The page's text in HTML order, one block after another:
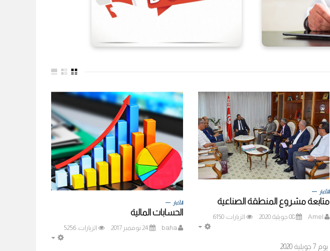
الأخبار
متابعة مشروع المنطقة الصناعية
Amel 08 جويلية 2020 الزيارات: 6150
EMPTY
يوم 7 جويلية 2020
الأخبار
الحسابات المالية
baha 24 نوفمبر 2017 الزيارات: 5256